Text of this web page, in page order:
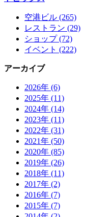
空港ビル (265)
レストラン (29)
ショップ (72)
イベント (222)
アーカイブ
2026年 (6)
2025年 (11)
2024年 (14)
2023年 (11)
2022年 (31)
2021年 (50)
2020年 (85)
2019年 (26)
2018年 (11)
2017年 (2)
2016年 (7)
2015年 (7)